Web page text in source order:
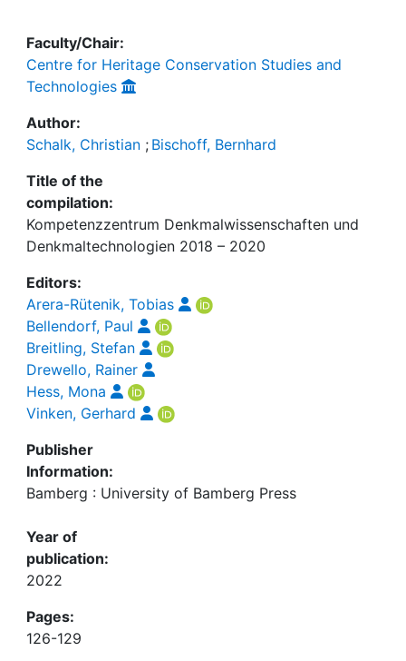
Faculty/Chair:
Centre for Heritage Conservation Studies and
Technologies
Author:
Schalk, Christian ; Bischoff, Bernhard
Title of the
compilation:
Kompetenzzentrum Denkmalwissenschaften und
Denkmaltechnologien 2018 – 2020
Editors:
Arera-Rütenik, Tobias
Bellendorf, Paul
Breitling, Stefan
Drewello, Rainer
Hess, Mona
Vinken, Gerhard
Publisher
Information:
Bamberg : University of Bamberg Press
Year of
publication:
2022
Pages:
126-129